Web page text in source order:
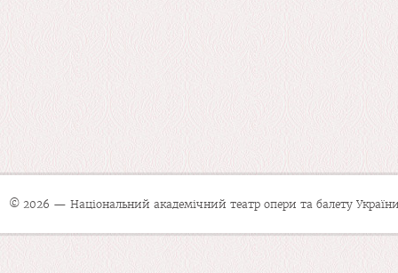
© 2026 — Національний академічний театр опери та балету